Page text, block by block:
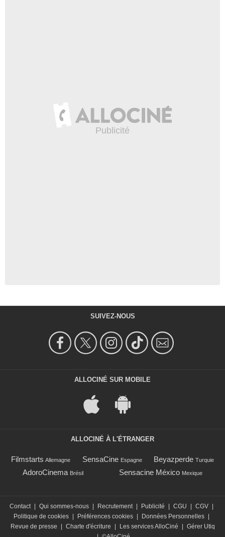
SUIVEZ-NOUS
ALLOCINÉ SUR MOBILE
ALLOCINÉ À L'ÉTRANGER
Filmstarts Allemagne SensaCine Espagne Beyazperde Turquie
AdoroCinema Brésil Sensacine México Mexique
Contact Qui sommes-nous Recrutement Publicité CGU CGV
Politique de cookies
Préférences cookies Données Personnelles
Revue de presse
Charte d'écriture Les services AlloCiné
Gérer Utiq